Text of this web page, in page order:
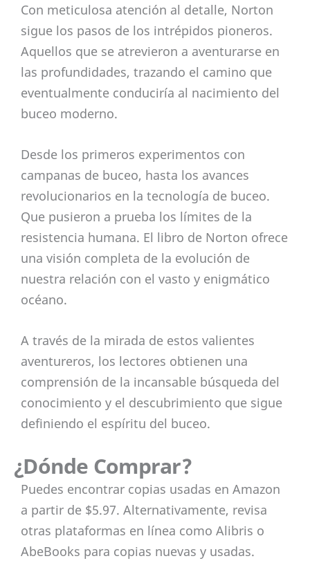
Con meticulosa atención al detalle, Norton
sigue los pasos de los intrépidos pioneros.
Aquellos que se atrevieron a aventurarse en
las profundidades, trazando el camino que
eventualmente conduciría al nacimiento del
buceo moderno.
Desde los primeros experimentos con
campanas de buceo, hasta los avances
revolucionarios en la tecnología de buceo.
Que pusieron a prueba los límites de la
resistencia humana. El libro de Norton ofrece
una visión completa de la evolución de
nuestra relación con el vasto y enigmático
océano.
A través de la mirada de estos valientes
aventureros, los lectores obtienen una
comprensión de la incansable búsqueda del
conocimiento y el descubrimiento que sigue
definiendo el espíritu del buceo.
¿Dónde Comprar?
Puedes encontrar copias usadas en Amazon
a partir de $5.97. Alternativamente, revisa
otras plataformas en línea como Alibris o
AbeBooks para copias nuevas y usadas.